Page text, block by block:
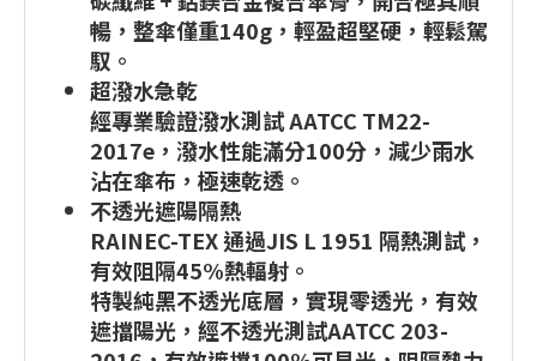
暢，整傘僅重140g，輕盈超堅硬，輕鬆駕
馭。
超潑水急乾
經專業驗證潑水測試 AATCC TM22-
2017e，潑水性能滿分100分，減少雨水
沾在傘布，極速乾透。
不透光遮陽隔熱
RAINEC-TEX 通過JIS L 1951 隔熱測試，
有效阻隔45%熱輻射。
特製純黑不透光底層，實現零透光，有效
遮擋陽光，經不透光測試AATCC 203-